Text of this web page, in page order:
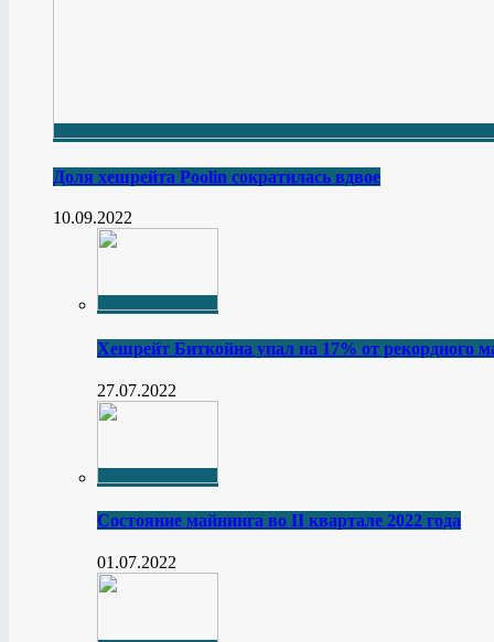
Доля хешрейта Poolin сократилась вдвое
10.09.2022
Хешрейт Биткойна упал на 17% от рекордного
27.07.2022
Состояние майнинга во II квартале 2022 года
01.07.2022